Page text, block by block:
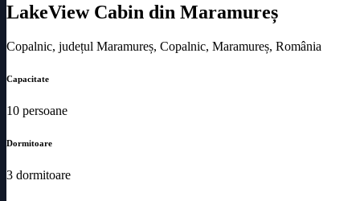
LakeView Cabin din Maramureș
Copalnic, județul Maramureș, Copalnic, Maramureș, România
Capacitate
10 persoane
Dormitoare
3 dormitoare